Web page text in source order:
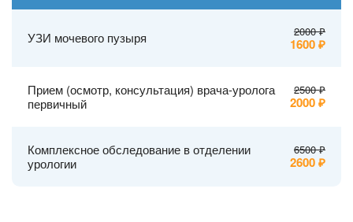
УЗИ мочевого пузыря 2000
1600
Прием (осмотр, консультация) врача-уролога
первичный
2500
2000
Комплексное обследование в отделении
урологии
6500
2600